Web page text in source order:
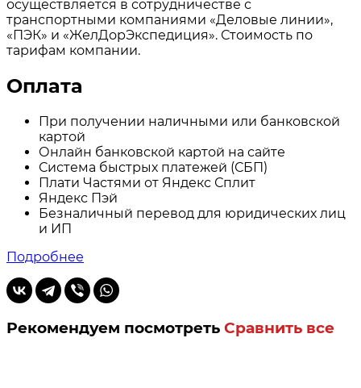
осуществляется в сотрудничестве с
транспортными компаниями «Деловые линии»,
«ПЭК» и «ЖелДорЭкспедиция». Стоимость по
тарифам компании.
Оплата
При получении наличными или банковской
картой
Онлайн банковской картой на сайте
Система быстрых платежей (СБП)
Плати Частями от Яндекс Сплит
Яндекс Пэй
Безналичный перевод для юридических лиц
и ИП
Подробнее
Рекомендуем посмотреть Сравнить все